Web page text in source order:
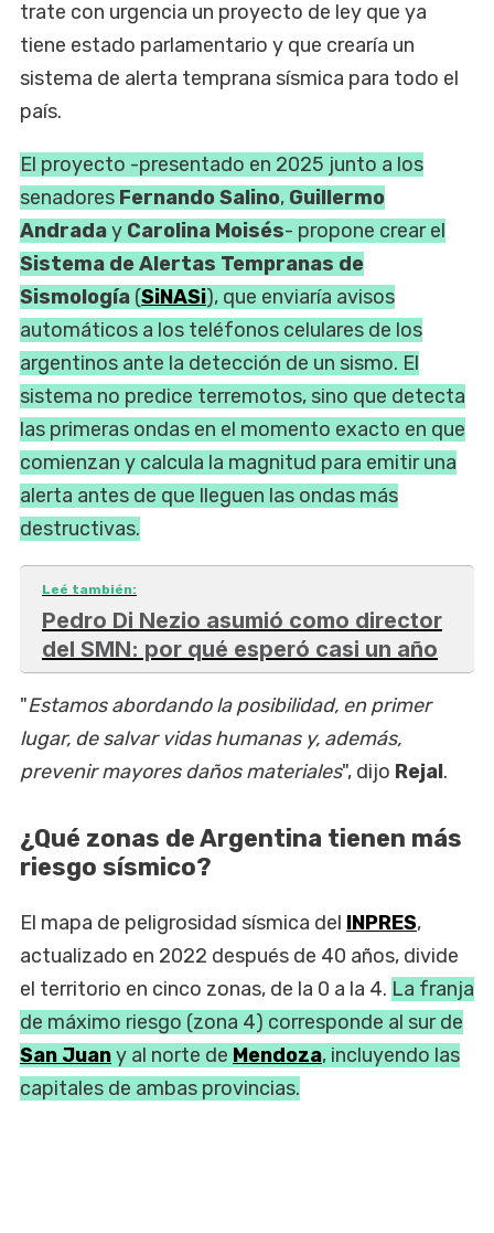
trate con urgencia un proyecto de ley que ya
tiene estado parlamentario y que crearía un
sistema de alerta temprana sísmica para todo el
país.
El proyecto -presentado en 2025 junto a los
senadores Fernando Salino, Guillermo
Andraday Carolina Moisés- propone crear el
Sistema de Alertas Tempranas de
Sismología (SiNASi), que enviaría avisos
automáticos a los teléfonos celulares de los
argentinos ante la detección de un sismo. El
sistema no predice terremotos, sino que detecta
las primeras ondas en el momento exacto en que
comienzan y calcula la magnitud para emitir una
alerta antes de que lleguen las ondas más
destructivas.
Leé también:
Pedro Di Nezio asumió como director
del SMN: por qué esperó casi un año
"Estamos abordando la posibilidad, en primer
lugar, de salvar vidas humanas y, además,
prevenir mayores daños materiales", dijo Rejal.
¿Qué zonas de Argentina tienen más
riesgo sísmico?
El mapa de peligrosidad sísmica del INPRES,
actualizado en 2022 después de 40 años, divide
el territorio en cinco zonas, de la 0 a la 4. La franja
de máximo riesgo (zona 4) corresponde al sur de
San Juany al norte de Mendoza, incluyendo las
capitales de ambas provincias.